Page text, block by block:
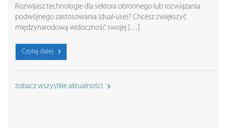
Rozwijasz technologie dla sektora obronnego lub rozwiązania
podwójnego zastosowania (dual-use)? Chcesz zwiększyć
międzynarodową widoczność swojej […]
Czytaj dalej
zobacz wszystkie aktualności